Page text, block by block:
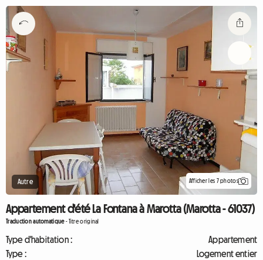
Autre Afficher les 7 photos
Appartement d'été La Fontana à Marotta (Marotta - 61037)
Traduction automatique-Titre original
Type d'habitation :
Appartement
Type :
Logement entier